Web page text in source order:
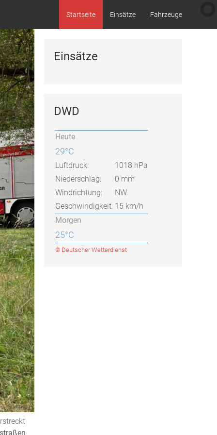
Startseite Einsätze Fahrzeuge
Einsätze
DWD
Heute
29°C
Luftdruck:
1018 hPa
Niederschlag:
0 mm
Windrichtung:
NW
Geschwindigkeit: 15 km/h
Morgen
25°C
© Deutscher Wetterdienst